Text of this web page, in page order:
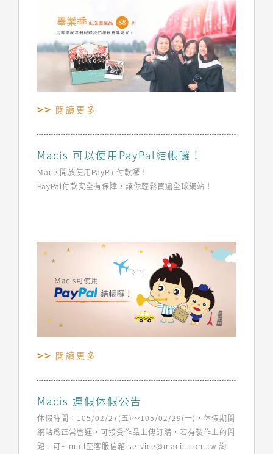
閱讀更多
Macis 可以使用PayPal結帳囉！
Macis開放使用PayPal付款囉！
PayPal付款安全有保障，讓你輕鬆買遍全球網站！
閱讀更多
Macis 連假休假公告
休假時間：105/02/27(五)～105/02/29(一)，休假期間
網站爲正常營運，可接受作品上傳訂購，若有製作上的問
題，可E-mail至客服信箱 service@macis.com.tw 詢